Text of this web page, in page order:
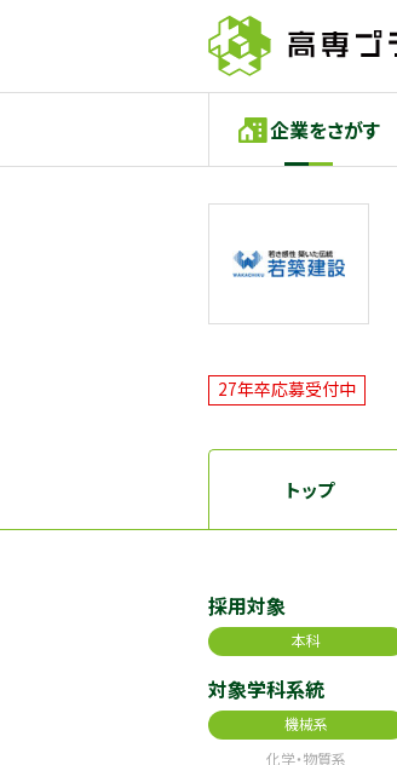
企業をさがす
27年卒応募受付中
トップ
採用対象
本科
対象学科系統
機械系
化学・物質系